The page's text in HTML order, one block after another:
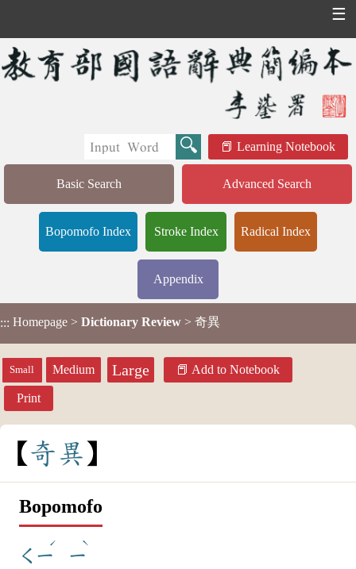
☰
Learning Notebook
Basic Search Advanced Search
Bopomofo Index Stroke Index Radical Index
Appendix
::: Homepage > Dictionary Review > 奇異
Small Medium Large Add to Notebook
Print
奇異
Bopomofo
ㄑㄧ
ˊ
ㄧ
ˋ